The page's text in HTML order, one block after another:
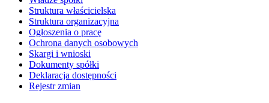
Struktura właścicielska
Struktura organizacyjna
Ogłoszenia o pracę
Ochrona danych osobowych
Skargi i wnioski
Dokumenty spółki
Deklaracja dostępności
Rejestr zmian